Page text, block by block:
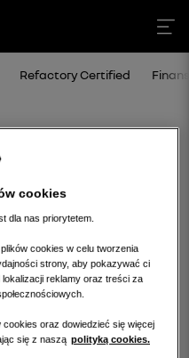
Refactory Certified
nie ma
w tej kategorii.
cookies
dla nas priorytetem.
cookies w celu tworzenia
strony, aby pokazywać ci
reklamy oraz treści za
oraz dowiedzieć się więcej
się z naszą polityką cookies.